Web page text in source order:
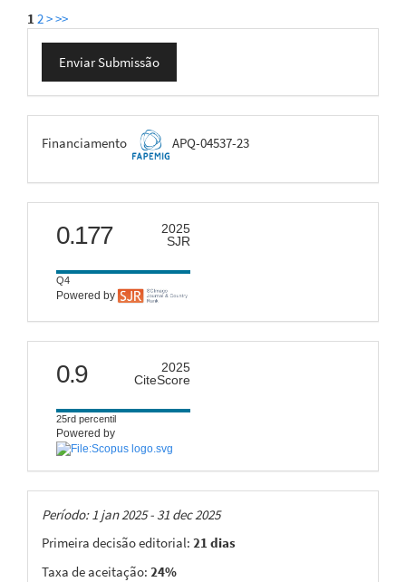
1 2>>>
Enviar
Submissão
Enviar Submissão
FAPEMIG
Financiamento APQ-04537-23
scimago
0.177
2025
SJR
Q4
Powered by
citescore
0.9
2025
CiteScore
25rd percentil
Powered by
Taxas
Período: 1 jan 2025 - 31 dec 2025
Primeira decisão editorial: 21 dias
Taxa de aceitação: 24%